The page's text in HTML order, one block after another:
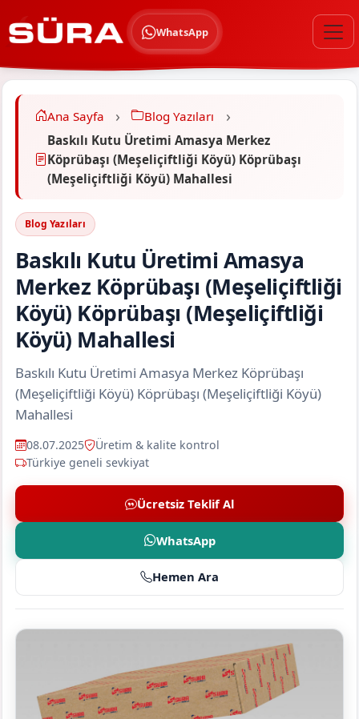
WhatsApp
Ana Sayfa
Blog Yazıları
Baskılı Kutu Üretimi Amasya Merkez
Köprübaşı (Meşeliçiftliği Köyü) Köprübaşı
(Meşeliçiftliği Köyü) Mahallesi
Blog Yazıları
Baskılı Kutu Üretimi Amasya
Merkez Köprübaşı (Meşeliçiftliği
Köyü) Köprübaşı (Meşeliçiftliği
Köyü) Mahallesi
Baskılı Kutu Üretimi Amasya Merkez Köprübaşı
(Meşeliçiftliği Köyü) Köprübaşı (Meşeliçiftliği Köyü)
Mahallesi
08.07.2025
Üretim & kalite kontrol
Türkiye geneli sevkiyat
Ücretsiz Teklif Al
WhatsApp
Hemen Ara